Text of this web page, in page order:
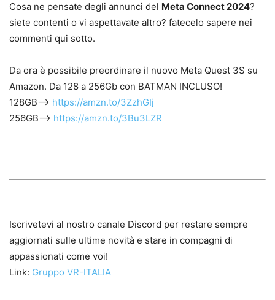
Cosa ne pensate degli annunci del Meta Connect 2024?
siete contenti o vi aspettavate altro? fatecelo sapere nei
commenti qui sotto.
Da ora è possibile preordinare il nuovo Meta Quest 3S su
Amazon. Da 128 a 256Gb con BATMAN INCLUSO!
128GB—–> https://amzn.to/3ZzhGIj
256GB—–> https://amzn.to/3Bu3LZR
Iscrivetevi al nostro canale Discord per restare sempre
aggiornati sulle ultime novità e stare in compagni di
appassionati come voi!
Link: Gruppo VR-ITALIA